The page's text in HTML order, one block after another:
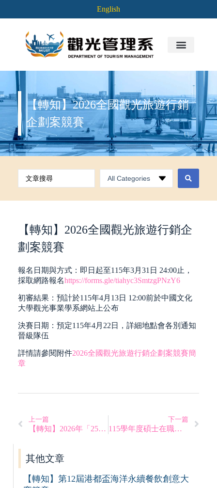
English
【轉知】2026全國觀光旅遊行銷
企劃案競賽
【轉知】2026全國觀光旅遊行銷企
劃案競賽
報名日期與方式：即日起至115年3月31日 24:00止，
採取網路報名https://forms.gle/tiahyc3SmtzgPNzY6
初審結果：預計於115年4月13日 12:00前於中國文化
大學觀光事業學系網站上公布
決賽日期：預定115年4月22日，詳細地點會各別通知
晉級隊伍
詳情請參閱附件2026全國觀光旅遊行銷企劃案競賽簡
章
上一篇
【轉知】2026年「25號太陽」創意旅遊行程企劃競賽
下一篇
115學年度碩士在職專班招生入學面試時間表
其他文章
【轉知】第12屆港都盃海洋永續餐飲創意大